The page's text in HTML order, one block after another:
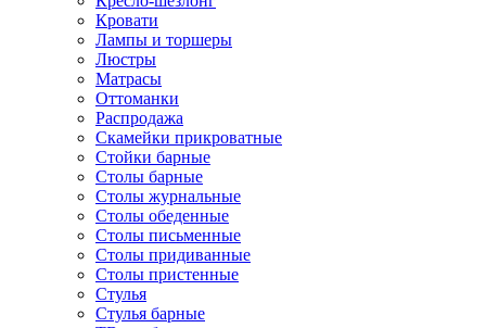
Кровати
Лампы и торшеры
Люстры
Матрасы
Оттоманки
Распродажа
Скамейки прикроватные
Стойки барные
Столы барные
Столы журнальные
Столы обеденные
Столы письменные
Столы придиванные
Столы пристенные
Стулья
Стулья барные